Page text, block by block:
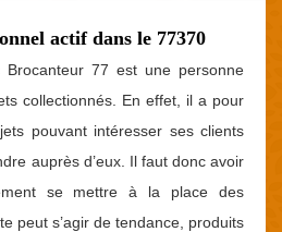
actif dans le 77370
77 est une personne
collectionnés. En effet, il a pour
pouvant intéresser ses clients
auprès d’eux. Il faut donc avoir
se mettre à la place des
peut s’agir de tendance, produits